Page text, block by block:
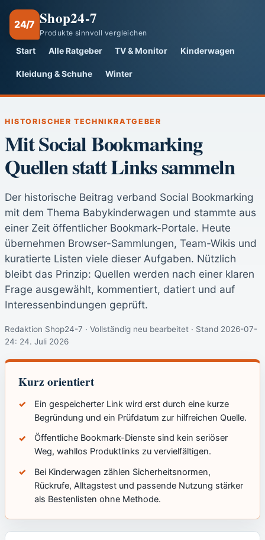
24/7 Shop24-7
Produkte sinnvoll vergleichen
Start Alle Ratgeber TV & Monitor Kinderwagen
Kleidung & Schuhe Winter
HISTORISCHER TECHNIKRATGEBER
Mit Social Bookmarking
Quellen statt Links sammeln
Der historische Beitrag verband Social Bookmarking
mit dem Thema Babykinderwagen und stammte aus
einer Zeit öffentlicher Bookmark-Portale. Heute
übernehmen Browser-Sammlungen, Team-Wikis und
kuratierte Listen viele dieser Aufgaben. Nützlich
bleibt das Prinzip: Quellen werden nach einer klaren
Frage ausgewählt, kommentiert, datiert und auf
Interessenbindungen geprüft.
Redaktion Shop24-7 · Vollständig neu bearbeitet · Stand 2026-07-
24: 24. Juli 2026
Kurz orientiert
Ein gespeicherter Link wird erst durch eine kurze
Begründung und ein Prüfdatum zur hilfreichen Quelle.
Öffentliche Bookmark-Dienste sind kein seriöser
Weg, wahllos Produktlinks zu vervielfältigen.
Bei Kinderwagen zählen Sicherheitsnormen,
Rückrufe, Alltagstest und passende Nutzung stärker
als Bestenlisten ohne Methode.